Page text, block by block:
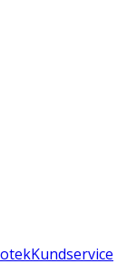
Kundservice